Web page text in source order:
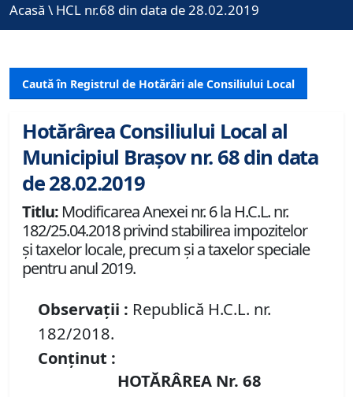
Acasă \ HCL nr.68 din data de 28.02.2019
Caută în Registrul de Hotărâri ale Consiliului Local
Hotărârea Consiliului Local al
Municipiul Brașov nr. 68 din data
de 28.02.2019
Titlu: Modificarea Anexei nr. 6 la H.C.L. nr.
182/25.04.2018 privind stabilirea impozitelor
şi taxelor locale, precum şi a taxelor speciale
pentru anul 2019.
Observații : Republică H.C.L. nr.
182/2018.
Conținut :
HOTĂRÂREA Nr. 68